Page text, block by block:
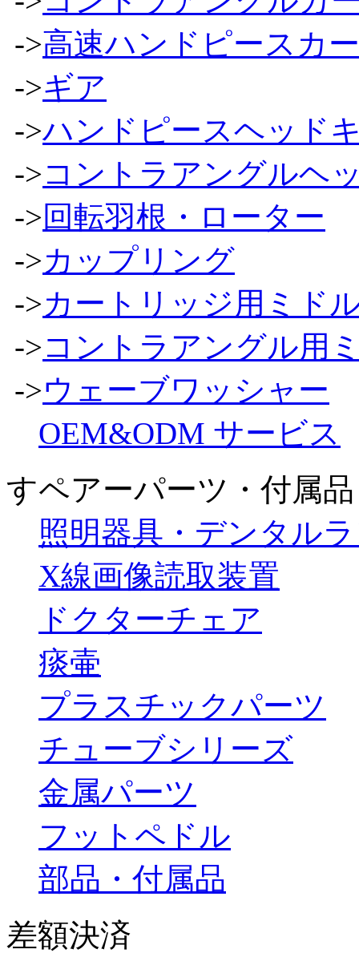
->高速ハンドピースカ
->ギア
->ハンドピースヘッド
->コントラアングルヘ
->回転羽根・ローター
->カップリング
->カートリッジ用ミド
->コントラアングル用
->ウェーブワッシャー
OEM&ODM サービス
すペアーパーツ・付属品
照明器具・デンタル
X線画像読取装置
ドクターチェア
痰壷
プラスチックパーツ
チューブシリーズ
金属パーツ
フットペドル
部品・付属品
差額決済